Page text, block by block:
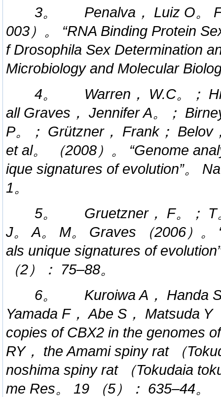
3。 Penalva， Luiz O。 F
003）。 “RNA Binding Protein
f Drosophila Sex Determination
Microbiology and Molecular
4。 Warren， W.C。；
all Graves， Jennifer A。；
P。； Grützner， Frank； Belov
et al。 （2008）。 “Genome
ique signatures of evolution”。
1。
5。 Gruetzner， F。； T
J。 A。 M。 Graves （2006）。
als unique signatures of
（2）： 75–88。
6。 Kuroiwa A， Handa S
Yamada F， Abe S， Matsuda Y
copies of CBX2 in the genomes
RY， the Amami spiny rat （
noshima spiny rat （Tokudaia
me Res。 19 （5）： 635–44。